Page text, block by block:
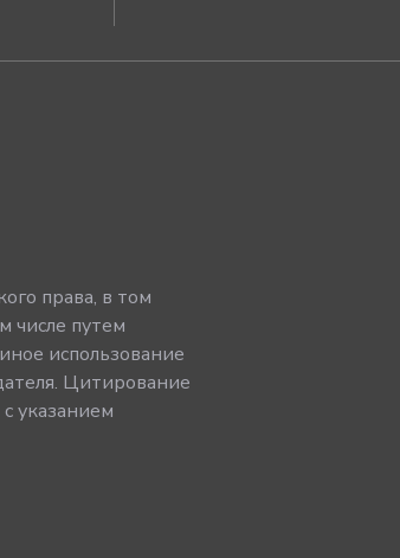
права, в том
числе путем
использование
Цитирование
указанием